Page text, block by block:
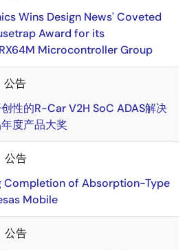
Wins Design News' Coveted
Award for its
Microcontroller Group
公告
性的R-Car V2H SoC ADAS解决
度产品大奖
公告
Completion of Absorption-Type
Mobile
公告